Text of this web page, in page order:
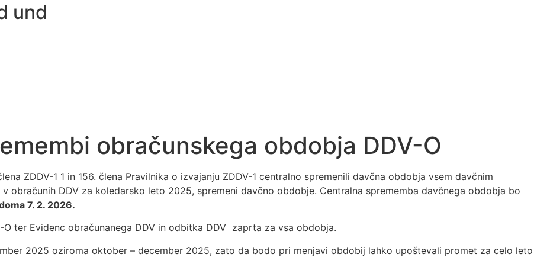
und
obračunskega obdobja DDV-O
ZDDV-1 1 in 156. člena Pravilnika o izvajanju ZDDV-1 centralno spremenili davčna obdobja vsem davčnim
obračunih DDV za koledarsko leto 2025, spremeni davčno obdobje. Centralna sprememba davčnega obdobja bo
7. 2. 2026.
ter Evidenc obračunanega DDV in odbitka DDV zaprta za vsa obdobja.
2025 oziroma oktober – december 2025, zato da bodo pri menjavi obdobij lahko upoštevali promet za celo leto